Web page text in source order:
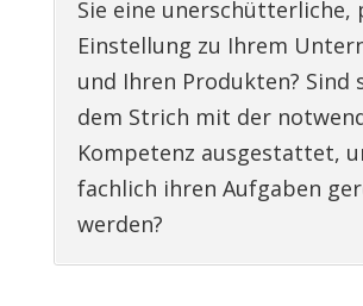
Sie eine unerschütterliche,
Einstellung zu Ihrem
und Ihren Produkten? Sind
dem Strich mit der
Kompetenz ausgestattet,
fachlich ihren Aufgaben
werden?